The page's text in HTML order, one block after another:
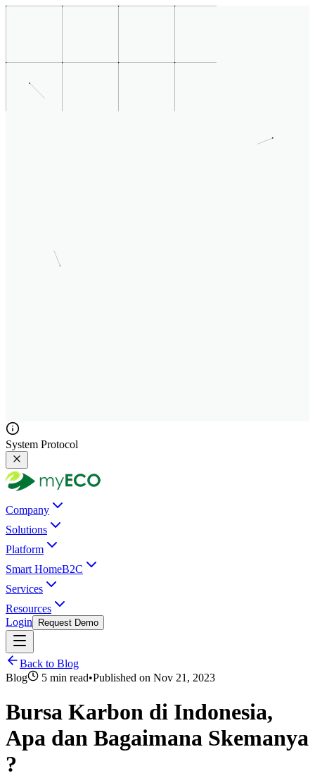
System Protocol
Company
Solutions
Platform
Smart HomeB2C
Services
Resources
Login
Request Demo
Back to Blog
Blog
5 min read•Published on Nov 21, 2023
Bursa Karbon di Indonesia,
Apa dan Bagaimana Skemanya
?